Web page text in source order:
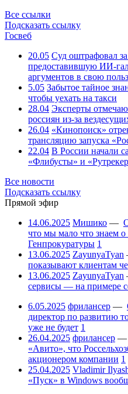
Все ссылки
Подсказать ссылку
Госвеб
20.05 Суд оштрафовал
предоставившую ИИ-
аргументов в свою
5.05 Забытое тайное
чтобы уехать на такси
28.04 Эксперты
россиян из-за
26.04 «Кинопоиск»
трансляцию запуска
22.04 В России начали
«Флибусты» и
Все новости
Подсказать ссылку
Прямой эфир
14.06.2025 Мишико —
что мы мало что знаем
Генпрокуратуры 1
13.06.2025 ZayunyaTyan
показывают клиентам
13.06.2025 ZayunyaTyan
сервисы — на примере
6.05.2025 фрилансер —
директор по развитию
уже не будет 1
26.04.2025 фрилансер —
«Авито», что
акционером компании 1
25.04.2025 Vladimir
«Пуск» в Windows